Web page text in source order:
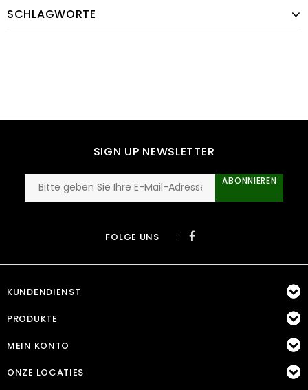
SCHLAGWORTE
SIGN UP NEWSLETTER
ABONNIEREN
FOLGE UNS :
KUNDENDIENST
PRODUKTE
MEIN KONTO
ONZE LOCATIES